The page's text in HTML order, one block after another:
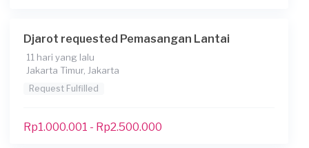
Djarot requested Pemasangan Lantai
11 hari yang lalu
Jakarta Timur, Jakarta
Request Fulfilled
Rp1.000.001 - Rp2.500.000